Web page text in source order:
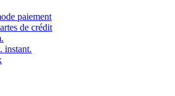
paiement
de crédit
instant.